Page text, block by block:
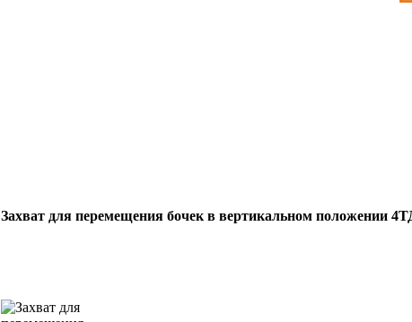
Захват для перемещения бочек в вертикальном положении